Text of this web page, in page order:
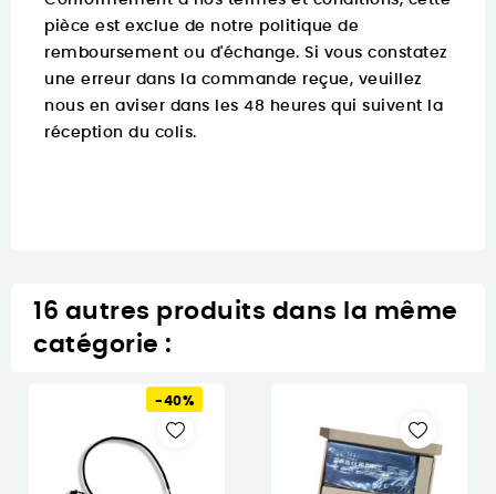
pièce est exclue de notre politique de
remboursement ou d'échange. Si vous constatez
une erreur dans la commande reçue, veuillez
nous en aviser dans les 48 heures qui suivent la
réception du colis.
16 autres produits dans la même
catégorie :
-40%